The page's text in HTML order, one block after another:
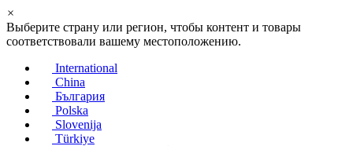
×
Выберите страну или регион, чтобы контент и товары
соответствовали вашему местоположению.
International
China
България
Polska
Slovenija
Türkiye